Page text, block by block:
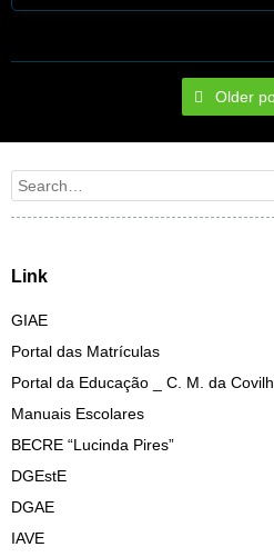
Search
Link
GIAE
Portal das Matrículas
Portal da Educação _ C. M. da
Manuais Escolares
BECRE “Lucinda Pires”
DGEstE
DGAE
IAVE
Post Older